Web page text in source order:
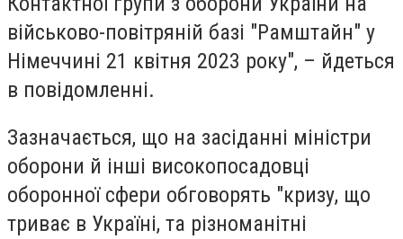
військово-повітряній базі "Рамштайн" у
Німеччині 21 квітня 2023 року", – йдеться
в повідомленні.
Зазначається, що на засіданні міністри
оборони й інші високопосадовці
оборонної сфери обговорять "кризу, що
триває в Україні, та різноманітні